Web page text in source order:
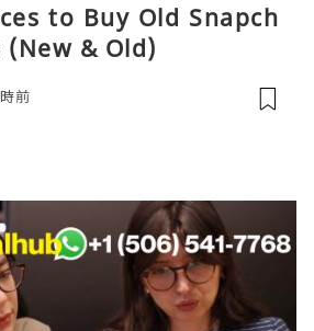
to Buy Old Snapch
& Old)
前